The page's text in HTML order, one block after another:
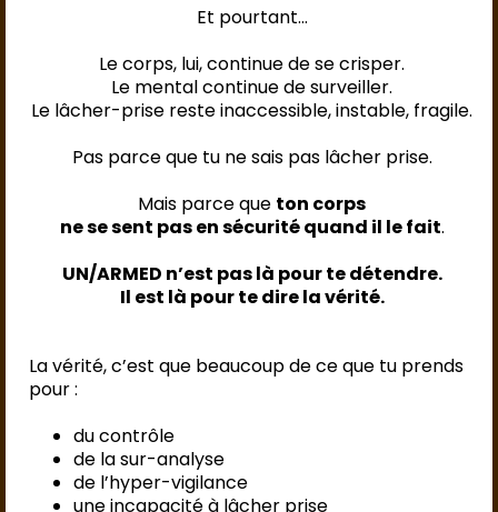
Et pourtant…
Le corps, lui, continue de se crisper.
Le mental continue de surveiller.
Le lâcher-prise reste inaccessible, instable, fragile.
Pas parce que tu ne sais pas lâcher prise.
Mais parce que ton corps
ne se sent pas en sécurité quand il le fait.
UN/ARMED n’est pas là pour te détendre.
Il est là pour te dire la vérité.
La vérité, c’est que beaucoup de ce que tu prends
pour :
du contrôle
de la sur-analyse
de l’hyper-vigilance
une incapacité à lâcher prise